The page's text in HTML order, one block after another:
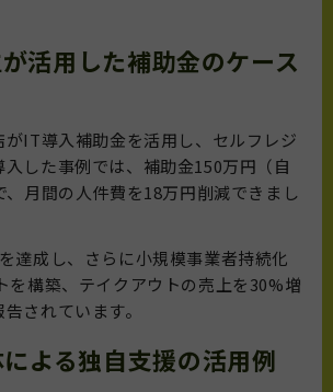
活用した補助金のケース
IT導入補助金を活用し、セルフレジ
入した事例では、補助金150万円（自
、月間の人件費を18万円削減できまし
達成し、さらに小規模事業者持続化
を構築、テイクアウトの売上を30%増
されています。
よる独自支援の活用例